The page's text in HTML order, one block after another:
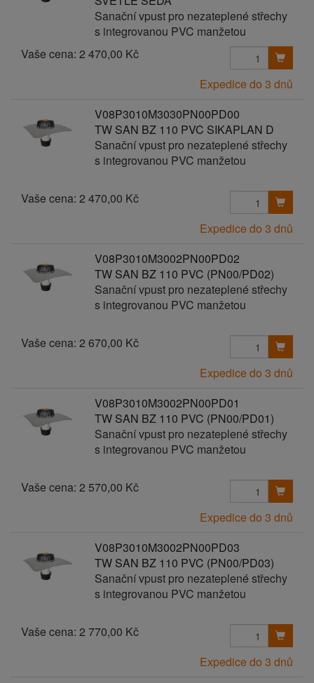
Sanační vpust pro nezateplené střechy
s integrovanou PVC manžetou
Vaše cena: 2 470,00 Kč
Expedice do 3 dnů
V08P3010M3030PN00PD00
TW SAN BZ 110 PVC SIKAPLAN D
Sanační vpust pro nezateplené střechy
s integrovanou PVC manžetou
Vaše cena: 2 470,00 Kč
Expedice do 3 dnů
V08P3010M3002PN00PD02
TW SAN BZ 110 PVC (PN00/PD02)
Sanační vpust pro nezateplené střechy
s integrovanou PVC manžetou
Vaše cena: 2 670,00 Kč
Expedice do 3 dnů
V08P3010M3002PN00PD01
TW SAN BZ 110 PVC (PN00/PD01)
Sanační vpust pro nezateplené střechy
s integrovanou PVC manžetou
Vaše cena: 2 570,00 Kč
Expedice do 3 dnů
V08P3010M3002PN00PD03
TW SAN BZ 110 PVC (PN00/PD03)
Sanační vpust pro nezateplené střechy
s integrovanou PVC manžetou
Vaše cena: 2 770,00 Kč
Expedice do 3 dnů